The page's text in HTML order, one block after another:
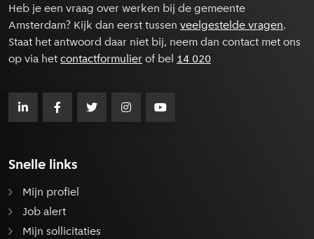
Heb je een vraag over werken bij de gemeente
Amsterdam? Kijk dan eerst tussen veelgestelde vragen.
Staat het antwoord daar niet bij, neem dan contact met ons
op via hetcontactformulierof bel 14 020
Snelle links
Mijn profiel
Job alert
Mijn sollicitaties